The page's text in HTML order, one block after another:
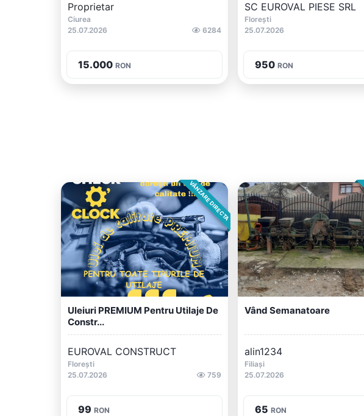
Proprietar
Ciurea
25.07.2026
6284
15.000 RON
SC EUROVAL PIESE SRL
Florești
25.07.2026
950 RON
VÂNZARE DIRECTA
Uleiuri PREMIUM Pentru Utilaje De
Constr...
EUROVAL CONSTRUCT
Florești
25.07.2026
759
99 RON
Vând Semanatoare
alin1234
Filiași
25.07.2026
65 RON